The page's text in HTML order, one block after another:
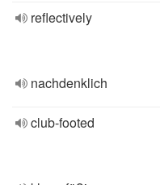
reflectively
nachdenklich
club-footed